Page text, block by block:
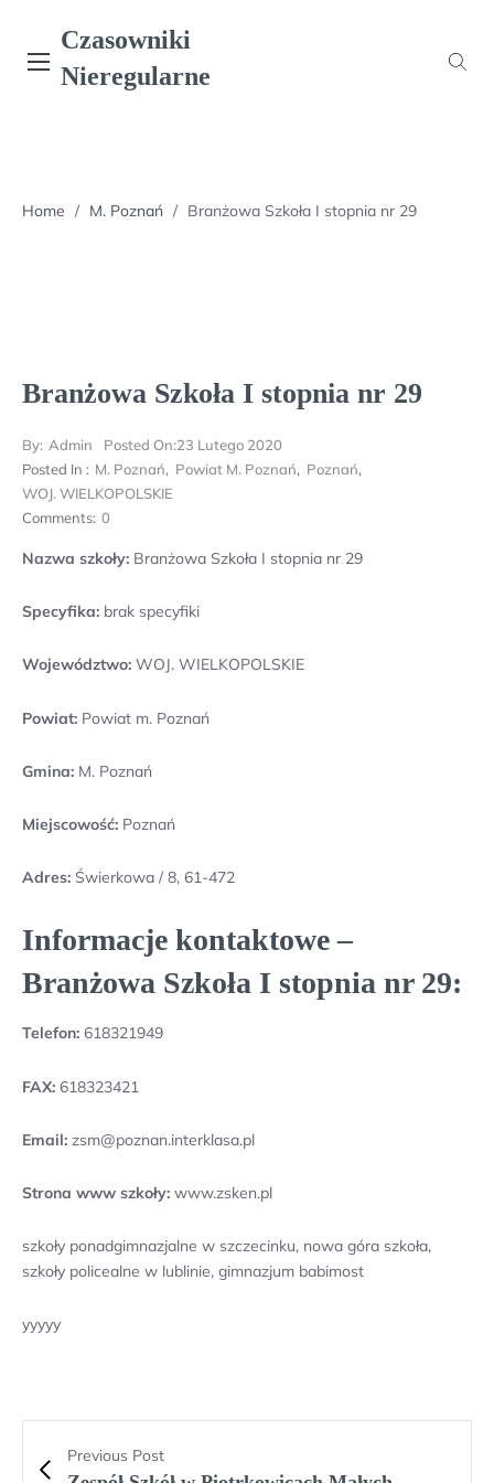
content
Czasowniki
Nieregularne
Home / M. Poznań / Branżowa Szkoła I stopnia nr 29
Branżowa Szkoła I stopnia nr 29
By: Admin Posted On:23 Lutego 2020
Posted In : M. Poznań, Powiat M. Poznań, Poznań,
WOJ. WIELKOPOLSKIE
Comments: 0
Nazwa szkoły: Branżowa Szkoła I stopnia nr 29
Specyfika: brak specyfiki
Województwo: WOJ. WIELKOPOLSKIE
Powiat: Powiat m. Poznań
Gmina: M. Poznań
Miejscowość: Poznań
Adres: Świerkowa / 8, 61-472
Informacje kontaktowe –
Branżowa Szkoła I stopnia nr 29:
Telefon: 618321949
FAX: 618323421
Email: zsm@poznan.interklasa.pl
Strona www szkoły: www.zsken.pl
szkoły ponadgimnazjalne w szczecinku, nowa góra szkoła,
szkoły policealne w lublinie, gimnazjum babimost
yyyyy
Previous Post